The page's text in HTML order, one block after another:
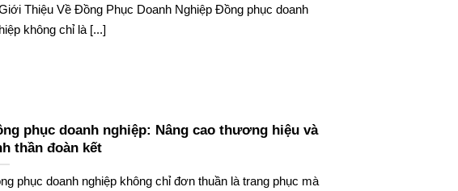
Thiệu Về Đồng Phục Doanh Nghiệp Đồng phục doanh
không chỉ là [...]
phục doanh nghiệp: Nâng cao thương hiệu và
thần đoàn kết
phục doanh nghiệp không chỉ đơn thuần là trang phục mà